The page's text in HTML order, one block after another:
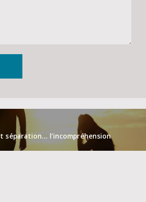
séparation… l’incompréhension